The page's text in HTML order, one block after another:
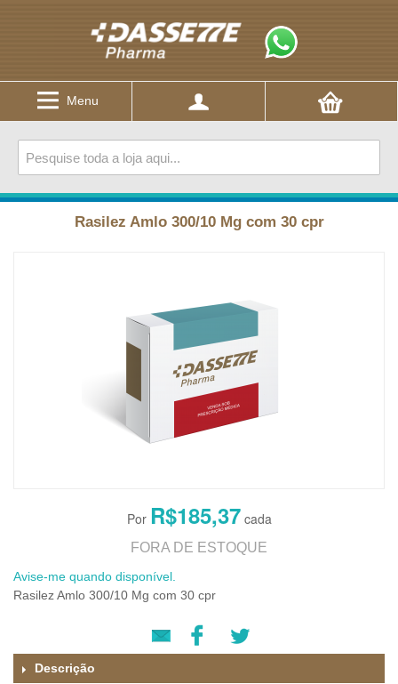
Menu
Rasilez Amlo 300/10 Mg com 30 cpr
R$185,37
FORA DE ESTOQUE
Avise-me quando disponível.
Rasilez Amlo 300/10 Mg com 30 cpr
Descrição